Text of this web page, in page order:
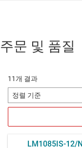
주문 및 품질